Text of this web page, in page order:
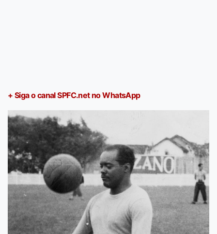
+ Siga o canal SPFC.net no WhatsApp